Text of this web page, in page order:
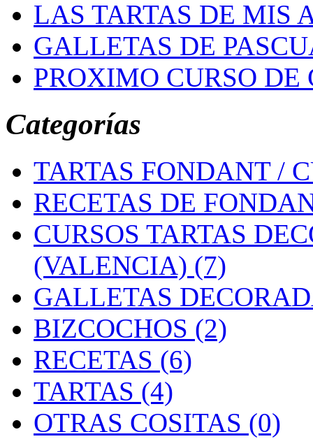
LAS TARTAS DE MIS
GALLETAS DE
PROXIMO CURSO
Categorías
TARTAS FONDANT /
RECETAS DE
CURSOS TARTAS
(VALENCIA) (7)
GALLETAS
BIZCOCHOS (2)
RECETAS (6)
TARTAS (4)
OTRAS COSITAS (0)